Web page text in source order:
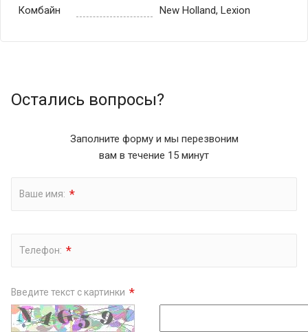
Комбайн
New Holland, Lexion
Остались вопросы?
Заполните форму и мы перезвоним
вам в течение 15 минут
Ваше имя: *
Телефон: *
Введите текст с картинки *